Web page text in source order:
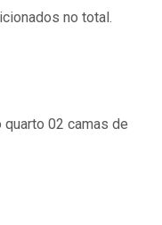
no total.
02 camas de